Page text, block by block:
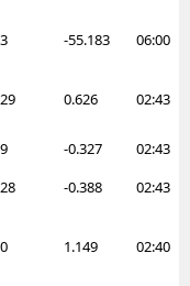
-55.183 06:00
0.626 02:43
-0.327 02:43
-0.388 02:43
1.149 02:40